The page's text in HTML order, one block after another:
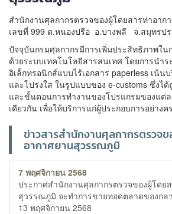
สำนักงานศุลกากรตรวจของผู้โดยสารท่าอา
เลขที่ 999 ต.หนองปรือ อ.บางพลี จ.สมุทรปร
ปัจจุบันกรมศุลกากรมีการเพิ่มประสิทธิภาพใน
ด้วยระบบเทคโนโลยีสารสนเทศ โดยการนำ
อิเล็กทรอนิกส์แบบไร้เอกสาร paperless เน้น
และโปร่งใส ในรูปแบบของ e-customs ซึ่งไ
และขั้นตอนการทำงานของโปรแกรมของแต่
เดียวกัน เพื่อให้บริการแก่ผู้ประกอบการอย่างค
ข่าวสารสำนักงานศุลกากรตรวจ
อากาศยานสุวรรณภูมิ
7 พฤศจิกายน 2568
ประกาศสำนักงานศุลกากรตรวจของผู้โดย
สุวรรณภูมิ จะทำการขายทอดตลาดของก
13 พฤศจิกายน 2568